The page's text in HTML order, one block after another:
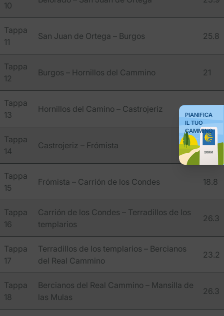
PIANIFICA
IL TUO
CAMMINO
10
Tappa
11
San Juan de Ortega – Burgos 25.8
Tappa
12
Burgos – Hornillos del Cammino 21
Tappa
13
Hornillos del Camino – Castrojeriz
Tappa
14
Castrojeriz – Frómista 18.8
Tappa
15
Frómista – Carrión de los Condes 18.8
Tappa
16
Carrión de los Condes – Terradillos de los
templarios
26.3
Tappa
17
Terradillos de los templarios – Bercianos
del Real Cammino
23.2
Tappa
18
Bercianos del Real Cammino – Mansilla de
las Mulas
26.3